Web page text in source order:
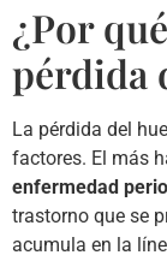
¿Por
pérdida
La pérdida del
factores. El más
enfermedad
trastorno que se
acumula en la